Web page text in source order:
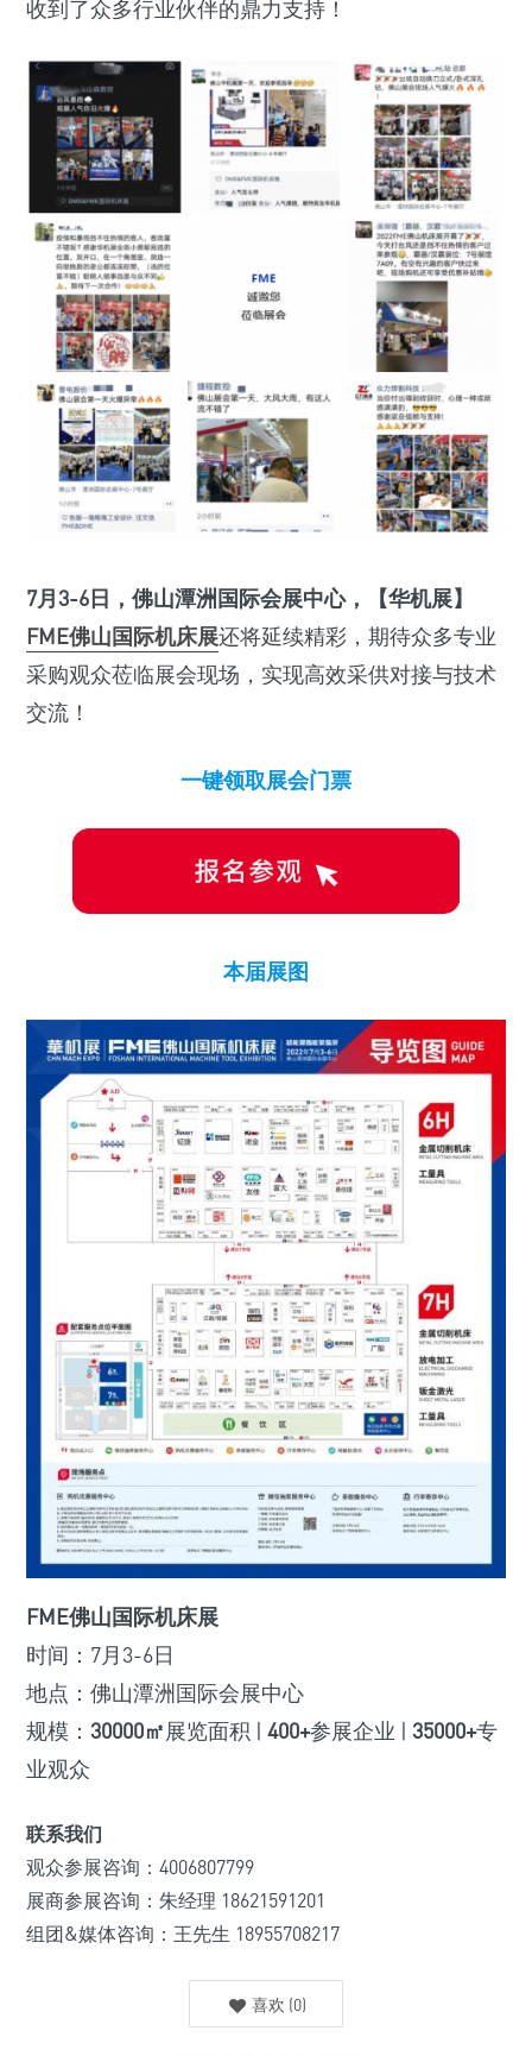
收到了众多行业伙伴的鼎力支持！
7月3-6日，佛山潭洲国际会展中心，
【华机展】
FME佛山国际机床展还将延续精彩，期待众多专业
采购观众莅临展会现场，实现高效采供对接与技术
交流！
一键领取展会门票
本届展图
FME佛山国际机床展
时间：7月3-6日
地点：佛山潭洲国际会展中心
规模： 30000㎡展览面积 | 400+参展企业 | 35000+专
业观众
联系我们
观众参展咨询：4006807799
展商参展咨询：朱经理 18621591201
组团&媒体咨询：王先生 18955708217
喜欢 (0)